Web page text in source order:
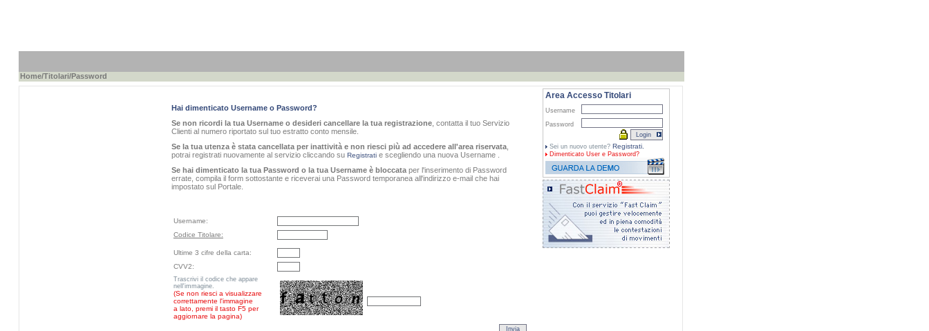
Home/Titolari/Password
Hai dimenticato Username o Password?
Se non ricordi la tua Username o desideri cancellare la tua registrazione, contatta il tuo Servizio
Clienti al numero riportato sul tuo estratto conto mensile.
Se la tua utenza è stata cancellata per inattività e non riesci più ad accedere all'area riservata,
potrai registrati nuovamente al servizio cliccando su Registratie scegliendo una nuova Username .
Se hai dimenticato la tua Password o la tua Username è bloccataper l'inserimento di Password
errate, compila il form sottostante e riceverai una Password temporanea all'indirizzo e-mail che hai
impostato sul Portale.
Username:
Codice Titolare:
Ultime 3 cifre della carta:
CVV2:
Trascrivi il codice che appare
nell'immagine.
(Se non riesci a visualizzare
correttamente l'immagine
a lato, premi il tasto F5 per
aggiornare la pagina)
Area Accesso Titolari
Username
Password
Sei un nuovo utente? Registrati.
Dimenticato User e Password?